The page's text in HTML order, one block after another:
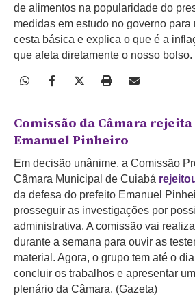
de alimentos na popularidade do
medidas em estudo no governo para
cesta básica e explica o que é a
que afeta diretamente o nosso bolso.
Comissão da Câmara rejeita
Emanuel Pinheiro
Em decisão unânime, a Comissão
Câmara Municipal de Cuiabá
da defesa do prefeito Emanuel
prosseguir as investigações por
administrativa. A comissão vai
durante a semana para ouvir as
material. Agora, o grupo tem até o
concluir os trabalhos e apresentar
plenário da Câmara. (Gazeta)